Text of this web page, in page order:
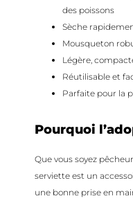
des poissons
Sèche
Mousqueton
Légère,
Réutilisable et
Parfaite pour la
Pourquoi
Que vous soyez
serviette est un
une bonne prise en